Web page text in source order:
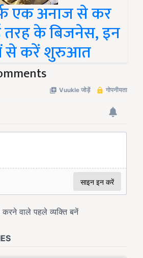
एक अनाज से कर
के बिजनेस, इन
से करें शुरुआत